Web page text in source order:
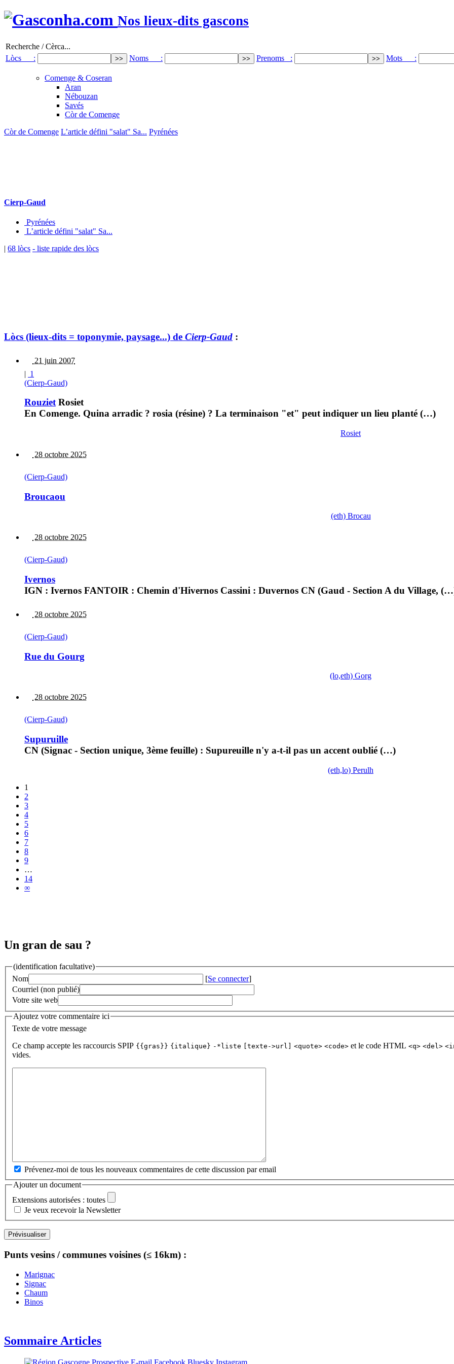
Nos lieux-dits gascons
Recherche / Cèrca...
Lòcs :
Noms : Prenoms : Mots :
Comenge & Coseran
Aran
Nébouzan
Savés
Còr de Comenge
Còr de Comenge L’article défini "salat" Sa... Pyrénées
Cierp-Gaud
Pyrénées
L’article défini "salat" Sa...
| 68 lòcs - liste rapide des lòcs
Lòcs (lieux-dits = toponymie, paysage...) de Cierp-Gaud :
21 juin 2007
| 1
(Cierp-Gaud)
RouzietRosiet
En Comenge. Quina arradic ? rosia (résine) ? La terminaison "et" peut indiquer un lieu planté (…)
Rosiet
28 octobre 2025
(Cierp-Gaud)
Broucaou
(eth) Brocau
28 octobre 2025
(Cierp-Gaud)
Ivernos
IGN : Ivernos FANTOIR : Chemin d'Hivernos Cassini : Duvernos CN (Gaud - Section A du Village,
28 octobre 2025
(Cierp-Gaud)
Rue du Gourg
(lo,eth) Gorg
28 octobre 2025
(Cierp-Gaud)
Supuruille
CN (Signac - Section unique, 3ème feuille) : Supureuille n'y a-t-il pas un accent oublié (…)
(eth,lo) Perulh
1
2
3
4
5
6
7
8
9
…
14
∞
Un gran de sau ?
(identification facultative)
Nom
[Se connecter]
Courriel (non publié)
Votre site web
Ajoutez votre commentaire ici
Texte de votre message
Ce champ accepte les raccourcis SPIP {{gras}} {italique} -*liste [texte->url] <quote> <code> et le code HTML <q> <del>
vides.
Prévenez-moi de tous les nouveaux commentaires de cette discussion par email
Ajouter un document
Extensions autorisées : toutes
Je veux recevoir la Newsletter
Punts vesins / communes voisines (≤ 16km) :
Marignac
Signac
Chaum
Binos
Sommaire Articles